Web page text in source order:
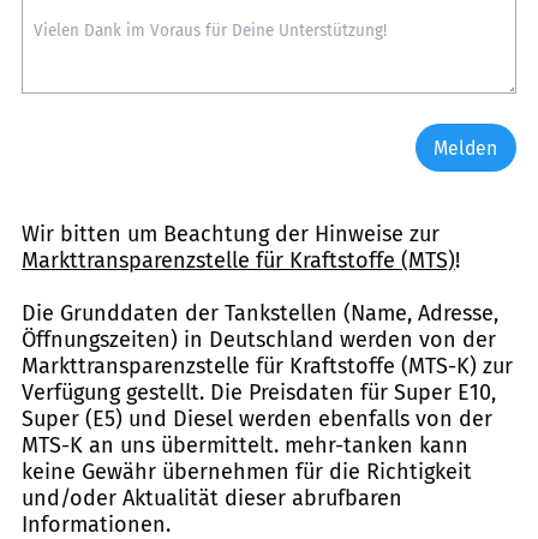
Melden
Wir bitten um Beachtung der Hinweise zur
Markttransparenzstelle für Kraftstoffe (MTS)!
Die Grunddaten der Tankstellen (Name, Adresse,
Öffnungszeiten) in Deutschland werden von der
Markttransparenzstelle für Kraftstoffe (MTS-K) zur
Verfügung gestellt. Die Preisdaten für Super E10,
Super (E5) und Diesel werden ebenfalls von der
MTS-K an uns übermittelt. mehr-tanken kann
keine Gewähr übernehmen für die Richtigkeit
und/oder Aktualität dieser abrufbaren
Informationen.